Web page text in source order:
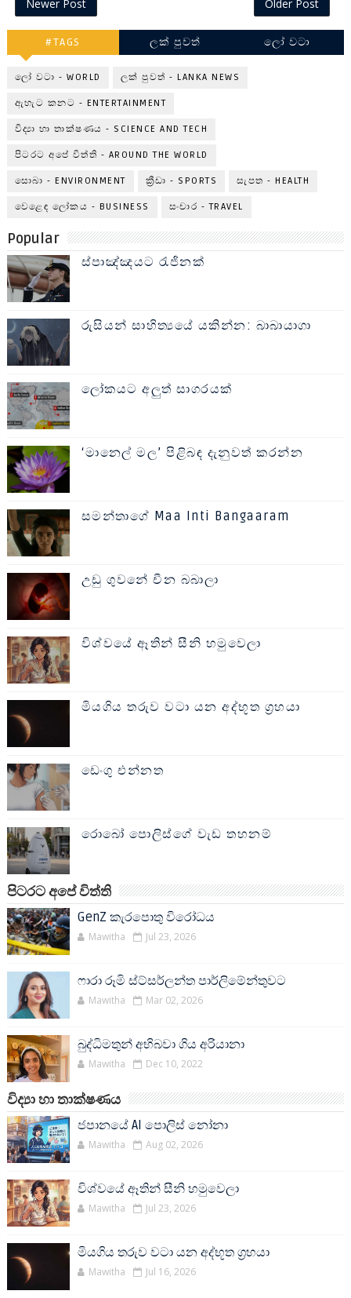
Newer Post Older Post
#TAGS ලක් පුවත් ලෝ වටා
ලෝ වටා - WORLD ලක් පුවත් - LANKA NEWS
ඇහැට කනට - ENTERTAINMENT
විද්‍යා හා තාක්ෂණය - SCIENCE AND TECH
පිටරට අපේ විත්ති - AROUND THE WORLD
සොබා - ENVIRONMENT ක්‍රීඩා - SPORTS සැපත - HEALTH
වෙළෙඳ ලෝකය - BUSINESS සංචාර - TRAVEL
Popular
ස්පාඤ්ඤයට රැජිනක්
රුසියන් සාහිත්‍යයේ යකින්න: බාබායාගා
ලෝකයට අලුත් සාගරයක්
‘මානෙල් මල’ පිළිබඳ දැනුවත් කරන්න
සමන්තාගේ Maa Inti Bangaaram
උඩු ගුවනේ චීන බබාලා
විශ්වයේ ඈතින් සීනි හමුවෙලා
මියගිය තරුව වටා යන අද්භූත ග්‍රහයා
ඩෙංගු එන්නත
රොබෝ පොලිස්ගේ වැඩ තහනම්
පිටරට අපේ විත්ති
GenZ කැරපොතු විරෝධය
Mawitha Jul 23, 2026
ෆාරා රූමි ස්ට්සර්ලන්ත පාර්ලිමේන්තුවට
Mawitha Mar 02, 2026
බුද්ධිමතුන් අභිබවා ගිය අරියානා
Mawitha Dec 10, 2022
විද්‍යා හා තාක්ෂණය
ජපානයේ AI පොලිස් නෝනා
Mawitha Aug 02, 2026
විශ්වයේ ඈතින් සීනි හමුවෙලා
Mawitha Jul 23, 2026
මියගිය තරුව වටා යන අද්භූත ග්‍රහයා
Mawitha Jul 16, 2026